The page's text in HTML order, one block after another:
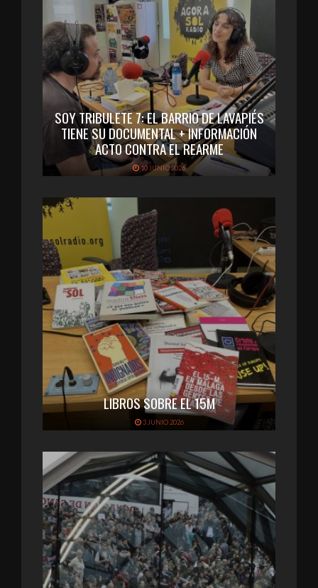
SOY TRIBULETE 7: EL BARRIO DE LAVAPIÉS
TIENE SU DOCUMENTAL + INFORMACIÓN
ACTO CONTRA EL REARME
10 JUNIO 2026
LIBROS SOBRE EL 15M
3 JUNIO 2026